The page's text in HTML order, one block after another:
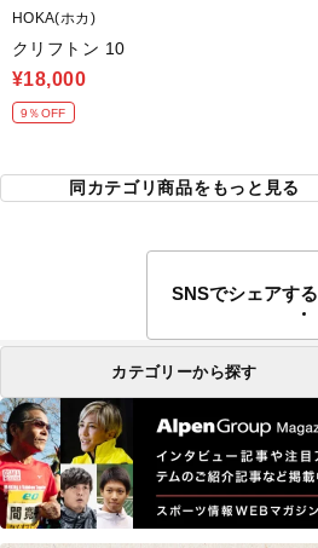
HOKA(ホカ)
クリフトン 10
¥18,000
9％OFF
同カテゴリ商品をもっと見る
SNSでシェアする
カテゴリーから探す